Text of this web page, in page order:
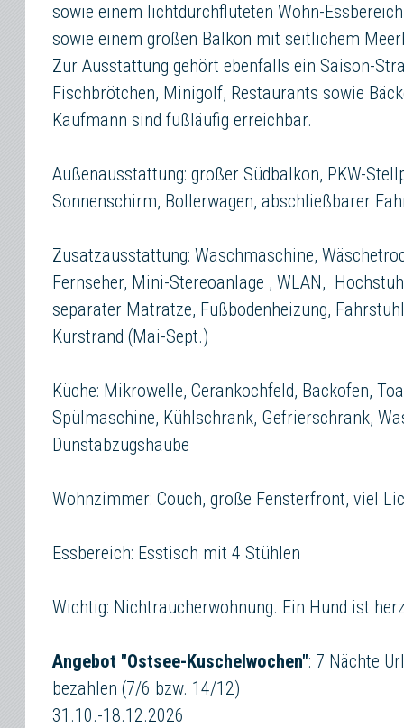
sowie einem lichtdurchfluteten Wohn-
sowie einem großen Balkon mit seitlichem
Zur Ausstattung gehört ebenfalls ein Saison-
Fischbrötchen, Minigolf, Restaurants sowie
Kaufmann sind fußläufig erreichbar.
Außenausstattung: großer Südbalkon, PKW-
Sonnenschirm, Bollerwagen, abschließbarer
Zusatzausstattung: Waschmaschine,
Fernseher, Mini-Stereoanlage , WLAN,
separater Matratze, Fußbodenheizung,
Kurstrand (Mai-Sept.)
Küche: Mikrowelle, Cerankochfeld, Backofen,
Spülmaschine, Kühlschrank, Gefrierschrank,
Dunstabzugshaube
Wohnzimmer: Couch, große Fensterfront, viel
Essbereich: Esstisch mit 4 Stühlen
Wichtig: Nichtraucherwohnung. Ein Hund ist
Angebot "Ostsee-Kuschelwochen": 7 Nächte
bezahlen (7/6 bzw. 14/12)
31.10.-18.12.2026